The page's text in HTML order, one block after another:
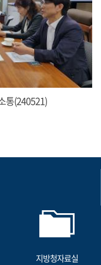
통(240521)
지방청자료실